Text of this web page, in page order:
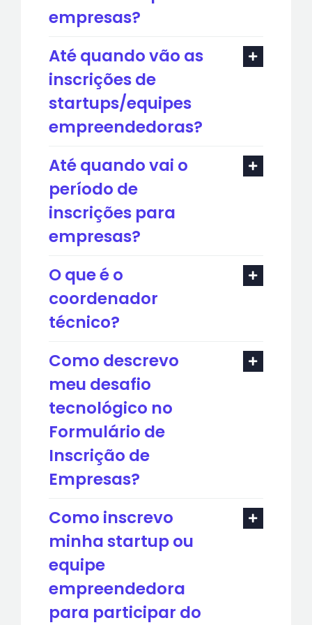
empresas?
Até quando vão as
inscrições de
startups/equipes
empreendedoras?
Até quando vai o
período de
inscrições para
empresas?
O que é o
coordenador
técnico?
Como descrevo
meu desafio
tecnológico no
Formulário de
Inscrição de
Empresas?
Como inscrevo
minha startup ou
equipe
empreendedora
para participar do